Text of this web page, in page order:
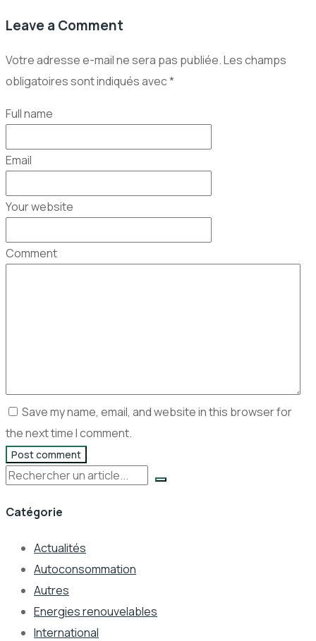
Leave a Comment
Votre adresse e-mail ne sera pas publiée.Les champs
obligatoires sont indiqués avec*
Full name
Email
Your website
Comment
Save my name, email, and website in this browser for
the next time I comment.
Post comment
Rechercher
Catégorie
Actualités
Autoconsommation
Autres
Energies renouvelables
International